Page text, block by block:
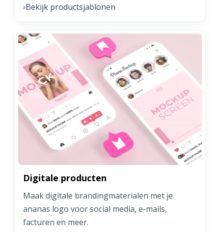
›Bekijk productsjablonen
Digitale producten
Maak digitale brandingmaterialen met je
ananas logo voor social media, e-mails,
facturen en meer.